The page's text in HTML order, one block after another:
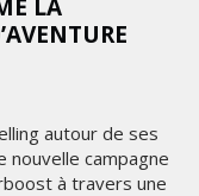
LA
autour de ses
nouvelle campagne
à travers une